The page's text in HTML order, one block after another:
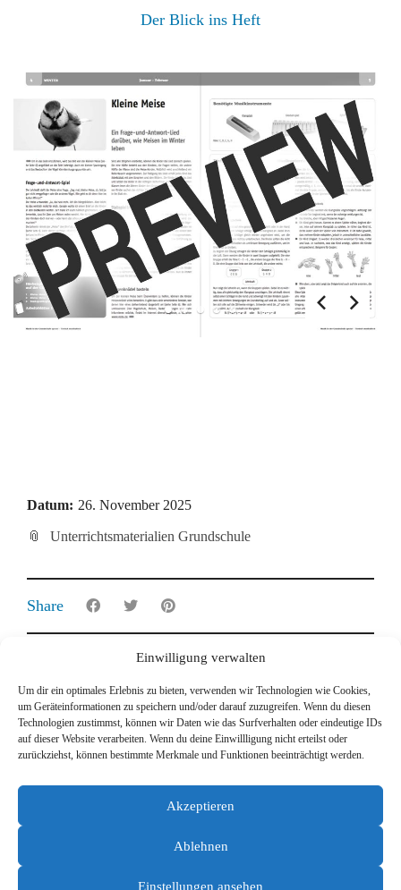
Einwilligung verwalten
Um dir ein optimales Erlebnis zu bieten, verwenden wir Technologien wie Cookies,
um Geräteinformationen zu speichern und/oder darauf zuzugreifen. Wenn du diesen
Technologien zustimmst, können wir Daten wie das Surfverhalten oder eindeutige IDs
auf dieser Website verarbeiten. Wenn du deine Einwillligung nicht erteilst oder
zurückziehst, können bestimmte Merkmale und Funktionen beeinträchtigt werden.
Akzeptieren
Ablehnen
Einstellungen ansehen
Der Blick ins Heft
1 2 4 5
Datum: 26. November 2025
Unterrichtsmaterialien Grundschule
Share
©2026Studio Neumann
Datenschutzerklärung
Unsere Partner